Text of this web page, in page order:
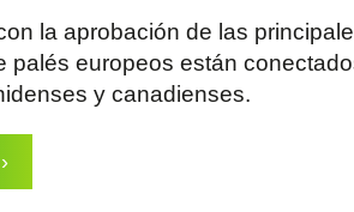
la aprobación de las
palés europeos están
y canadienses.